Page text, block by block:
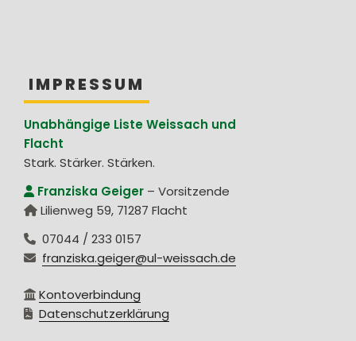
IMPRESSUM
Unabhängige Liste Weissach und
Flacht
Stark. Stärker. Stärken.
Franziska Geiger – Vorsitzende
Lilienweg 59, 71287 Flacht
07044 / 233 0157
franziska.geiger@ul-weissach.de
Kontoverbindung
Datenschutzerklärung